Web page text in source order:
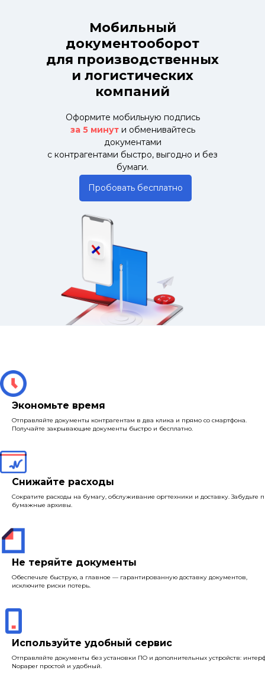
Пробовать бесплатно
Оформите мобильную подпись
за 5 минут и обменивайтесь
документами
с контрагентами быстро, выгодно и без
бумаги.
Мобильный
документооборот
для производственных
и логистических
компаний
Экономьте время
Отправляйте документы контрагентам в два клика и прямо со смартфона.
Получайте закрывающие документы быстро и бесплатно.
Снижайте расходы
Сократите расходы на бумагу, обслуживание оргтехники и доставку. Забудьте
бумажные архивы.
Не теряйте документы
Обеспечьте быструю, а главное — гарантированную доставку документов,
исключите риски потерь.
Используйте удобный сервис
Отправляйте документы без установки ПО и дополнительных устройств:
Nopaper простой и удобный.